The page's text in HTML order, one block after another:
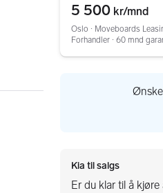
5 500 kr/mnd
Oslo ∙ Moveboards
Forhandler ∙ 60 mnd
Kia til salgs
Er du klar til å